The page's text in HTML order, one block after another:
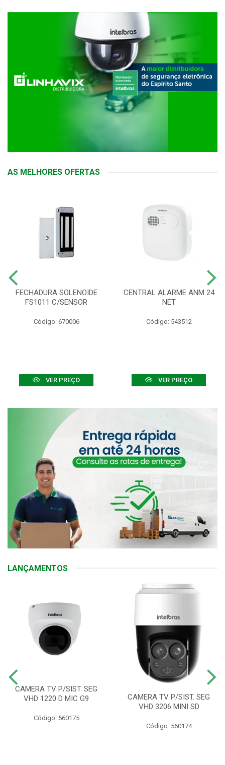
AS MELHORES OFERTAS
FECHADURA SOLENOIDE
FS1011 C/SENSOR
Código: 670006
VER PREÇO
CENTRAL ALARME ANM 24
NET
Código: 543512
VER PREÇO
LANÇAMENTOS
CAMERA TV P/SIST. SEG
VHD 1220 D MIC G9
Código: 560175
CAMERA TV P/SIST. SEG
VHD 3206 MINI SD
Código: 560174